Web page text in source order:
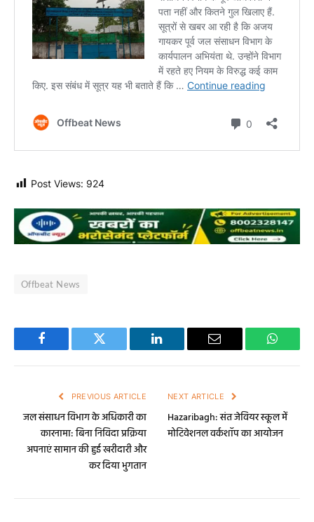
Post Views: 924
Offbeat News
Facebook Twitter LinkedIn Email
PREVIOUS ARTICLE
जल संसाधन विभाग के अधिकारी का
कारनामा: बिना निविदा प्रक्रिया
अपनाएं सामान की हुई खरीदारी और
कर दिया भुगतान
NEXT ARTICLE
Hazaribagh: संत जेवियर स्कूल में
मोटिवेशनल वर्कशॉप का आयोजन